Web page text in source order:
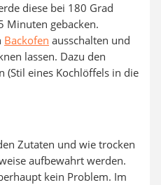
diese bei 180 Grad
Minuten gebacken.
Backofen ausschalten und
lassen. Dazu den
(Stil eines Kochlöffels in die
Zutaten und wie trocken
aufbewahrt werden.
kein Problem. Im